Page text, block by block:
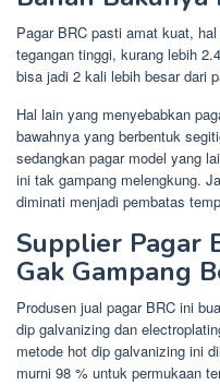
Pagar BRC pasti amat kuat,
tegangan tinggi, kurang lebih
bisa jadi 2 kali lebih besar dari
Hal lain yang menyebabkan
bawahnya yang berbentuk
sedangkan pagar model yang
ini tak gampang melengkung.
diminati menjadi pembatas
Supplier Pagar
Gak Gampang
Produsen jual pagar BRC ini
dip galvanizing dan
metode hot dip galvanizing ini
murni 98 % untuk permukaan